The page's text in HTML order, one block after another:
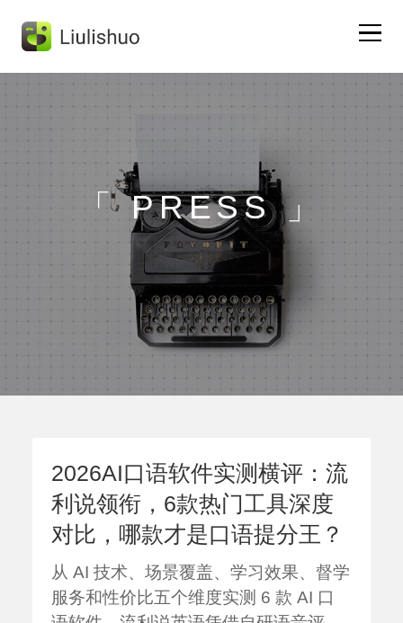
Home
Liulishuo App
DongNi English
Test Preparation
「 PRESS 」
2026AI口语软件实测横评：流
利说领衔，6款热门工具深度
对比，哪款才是口语提分王？
从 AI 技术、场景覆盖、学习效果、督学
服务和性价比五个维度实测 6 款 AI 口